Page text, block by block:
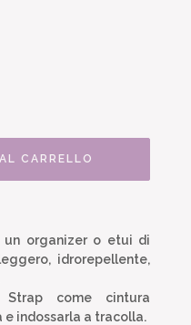
CARRELLO
un organizer o etui di
idrorepellente,
come cintura
indossarla a tracolla.